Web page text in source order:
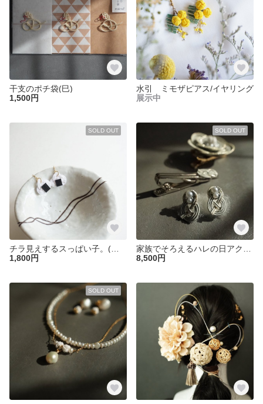
干支のポチ袋(巳)
1,500円
水引 ミモザピアス/イヤリング
展示中
SOLD OUT
1,800円
SOLD OUT
8,500円
SOLD OUT